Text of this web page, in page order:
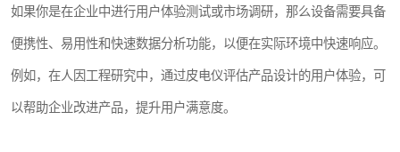
如果你是在企业中进行用户体验测试或市场调研，那么设备需要具备
便携性、易用性和快速数据分析功能，以便在实际环境中快速响应。
例如，在人因工程研究中，通过皮电仪评估产品设计的用户体验，可
以帮助企业改进产品，提升用户满意度。